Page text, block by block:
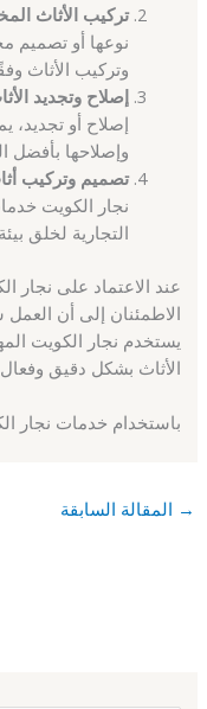
تركيب الأثاث
نوعها أو تصميم
وتركيب الأثاث
إصلاح وتجديد
إصلاح أو تجديد،
وإصلاحها بأفضل
تصميم وتركيب
نجار الكويت
التجارية لخلق
عند الاعتماد على نجار
الاطمئنان إلى أن
يستخدم نجار الكويت
الأثاث بشكل دقيق
باستخدام خدمات نجار
→ المقالة السابقة